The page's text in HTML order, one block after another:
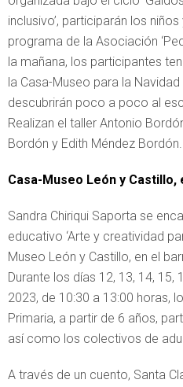
inclusivo’, participarán los
programa de la Asociación
la mañana, los participantes
la Casa-Museo para la
descubrirán poco a poco al
Realizan el taller Antonio
Bordón y Edith Méndez Bordón.
Casa-Museo León y Castillo,
Sandra Chiriqui Saporta se
educativo ‘Arte y creatividad
Museo León y Castillo, en el
Durante los días 12, 13, 14,
2023, de 10:30 a 13:00 horas,
Primaria, a partir de 6 años,
así como los colectivos de
A través de un cuento, Santa